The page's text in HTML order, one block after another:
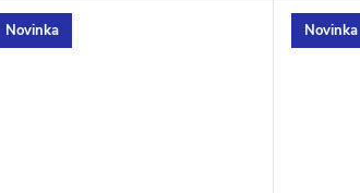
Novinka Novinka